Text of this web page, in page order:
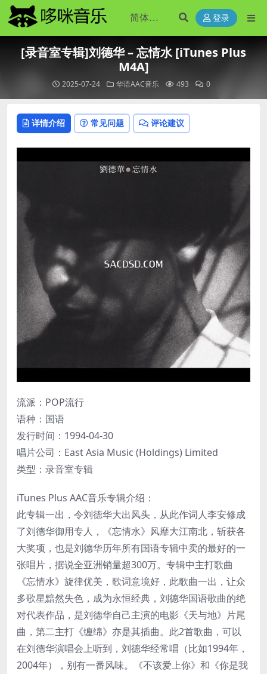
登录
[录音室专辑]刘德华 – 忘情水 [iTunes Plus
M4A]
2025-07-24 华语AAC音乐 493 0
详情介绍 常见问题 评论建议
流派：POP流行
语种：国语
发行时间：1994-04-30
唱片公司：East Asia Music (Holdings) Limited
类型：录音室专辑
iTunes Plus AAC音乐专辑介绍：
此专辑一出，令刘德华大出风头，从此作词人李安修成
了刘德华御用专人，《忘情水》风靡大江南北，斩获各
大奖项，也是刘德华历年所有国语专辑中卖的最好的一
张唱片，据说全亚洲销量超300万。专辑中主打歌曲
《忘情水》旋律优美，歌词意境好，此歌曲一出，让众
多歌星黯然失色，成为永恒经典，刘德华国语歌曲的绝
对代表作品，是刘德华自己主演的电影《天与地》片尾
曲，第二主打《缠绵》亦是其插曲。此2首歌曲，可以
在刘德华演唱会上听到，刘德华经常唱（比如1994年，
2004年），别有一番风味。《不该爱上你》和《你是我